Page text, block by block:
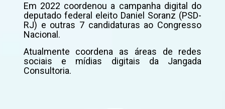
Em 2022 coordenou a campanha digital do
deputado federal eleito Daniel Soranz (PSD-
RJ) e outras 7 candidaturas ao Congresso
Nacional.
Atualmente coordena as áreas de redes
sociais e mídias digitais da Jangada
Consultoria.